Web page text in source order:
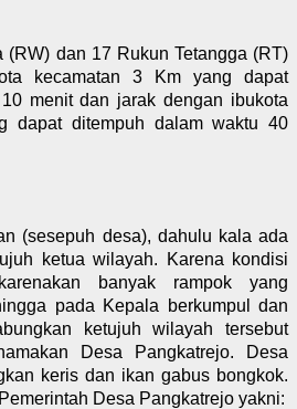
(RW) dan 17 Rukun Tetangga (RT)
kecamatan 3 Km yang dapat
menit dan jarak dengan ibukota
dapat ditempuh dalam waktu 40
(sesepuh desa), dahulu kala ada
ketua wilayah. Karena kondisi
banyak rampok yang
pada Kepala berkumpul dan
ketujuh wilayah tersebut
Desa Pangkatrejo. Desa
keris dan ikan gabus bongkok.
Desa Pangkatrejo yakni: